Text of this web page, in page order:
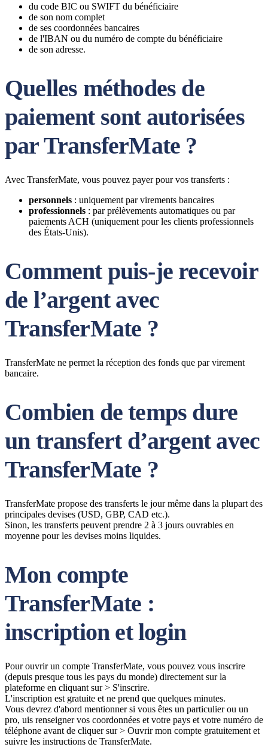
du code BIC ou SWIFT du bénéficiaire
de son nom complet
de ses coordonnées bancaires
de l'IBAN ou du numéro de compte du bénéficiaire
de son adresse.
Quelles méthodes de
paiement sont autorisées
par TransferMate ?
Avec TransferMate, vous pouvez payer pour vos transferts :
personnels : uniquement par virements bancaires
professionnels : par prélèvements automatiques ou par
paiements ACH (uniquement pour les clients professionnels
des États-Unis).
Comment puis-je recevoir
de l’argent avec
TransferMate ?
TransferMate ne permet la réception des fonds que par virement
bancaire.
Combien de temps dure
un transfert d’argent avec
TransferMate ?
TransferMate propose des transferts le jour même dans la plupart des
principales devises (USD, GBP, CAD etc.).
Sinon, les transferts peuvent prendre 2 à 3 jours ouvrables en
moyenne pour les devises moins liquides.
Mon compte
TransferMate :
inscription et login
Pour ouvrir un compte TransferMate, vous pouvez vous inscrire
(depuis presque tous les pays du monde) directement sur la
plateforme en cliquant sur > S'inscrire.
L'inscription est gratuite et ne prend que quelques minutes.
Vous devrez d'abord mentionner si vous êtes un particulier ou un
pro, uis renseigner vos coordonnées et votre pays et votre numéro de
téléphone avant de cliquer sur > Ouvrir mon compte gratuitement et
suivre les instructions de TransferMate.